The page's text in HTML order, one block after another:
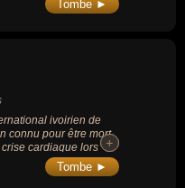
dont la Ligue
Tombe ►
ivoirien de
connu pour être mort
cardiaque lors
+
+
Tombe ►